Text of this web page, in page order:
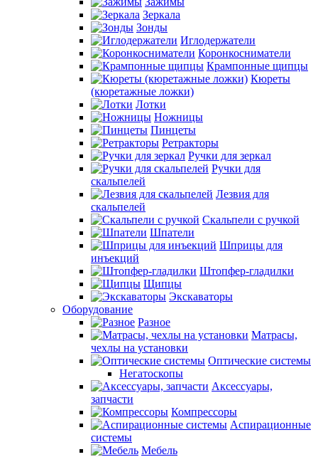
Зеркала
Зонды
Иглодержатели
Коронкосниматели
Крампонные щипцы
Кюреты
(кюретажные ложки)
Лотки
Ножницы
Пинцеты
Ретракторы
Ручки для зеркал
Ручки для
скальпелей
Лезвия для
скальпелей
Скальпели с ручкой
Шпатели
Шприцы для
инъекций
Штопфер-гладилки
Щипцы
Экскаваторы
Оборудование
Разное
Матрасы,
чехлы на установки
Оптические системы
Негатоскопы
Аксессуары,
запчасти
Компрессоры
Аспирационные
системы
Мебель